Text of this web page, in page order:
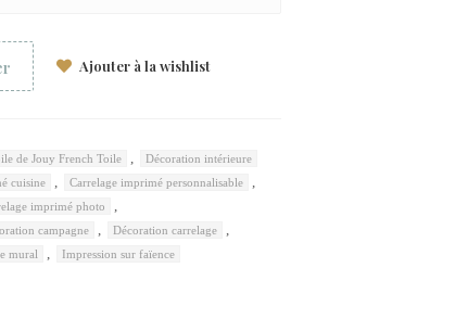
Ajouter à la wishlist
de Jouy French Toile ,
Décoration intérieure
cuisine , Carrelage imprimé personnalisable ,
imprimé photo ,
campagne , Décoration carrelage ,
mural , Impression sur faïence